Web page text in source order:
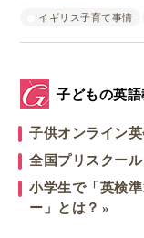
イギリス子育て事情
子どもの英
子供オンライン
全国プリスクー
小学生で「英検
ー」とは？